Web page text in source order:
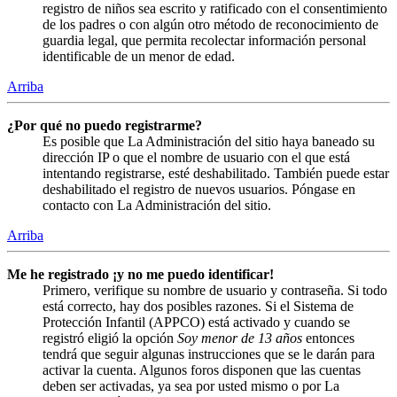
registro de niños sea escrito y ratificado con el consentimiento
de los padres o con algún otro método de reconocimiento de
guardia legal, que permita recolectar información personal
identificable de un menor de edad.
Arriba
¿Por qué no puedo registrarme?
Es posible que La Administración del sitio haya baneado su
dirección IP o que el nombre de usuario con el que está
intentando registrarse, esté deshabilitado. También puede estar
deshabilitado el registro de nuevos usuarios. Póngase en
contacto con La Administración del sitio.
Arriba
Me he registrado ¡y no me puedo identificar!
Primero, verifique su nombre de usuario y contraseña. Si todo
está correcto, hay dos posibles razones. Si el Sistema de
Protección Infantil (APPCO) está activado y cuando se
registró eligió la opción Soy menor de 13 años entonces
tendrá que seguir algunas instrucciones que se le darán para
activar la cuenta. Algunos foros disponen que las cuentas
deben ser activadas, ya sea por usted mismo o por La